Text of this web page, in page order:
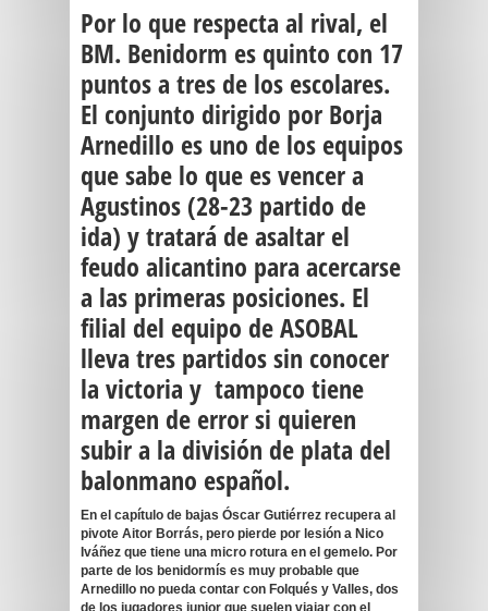
Por lo que respecta al rival, el
BM. Benidorm es quinto con 17
puntos a tres de los escolares.
El conjunto dirigido por Borja
Arnedillo es uno de los equipos
que sabe lo que es vencer a
Agustinos (28-23 partido de
ida) y tratará de asaltar el
feudo alicantino para acercarse
a las primeras posiciones. El
filial del equipo de ASOBAL
lleva tres partidos sin conocer
la victoria y tampoco tiene
margen de error si quieren
subir a la división de plata del
balonmano español.
En el capítulo de bajas Óscar Gutiérrez recupera al
pivote Aitor Borrás, pero pierde por lesión a Nico
Iváñez que tiene una micro rotura en el gemelo. Por
parte de los benidormís es muy probable que
Arnedillo no pueda contar con Folqués y Valles, dos
de los jugadores junior que suelen viajar con el